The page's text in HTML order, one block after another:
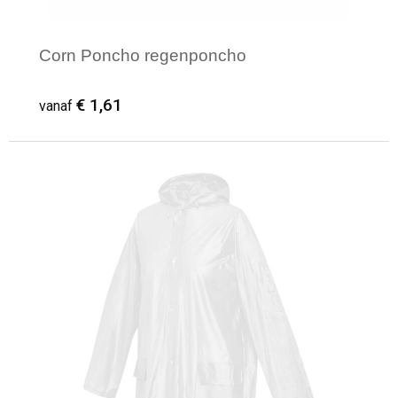
Corn Poncho regenponcho
vanaf € 1,61